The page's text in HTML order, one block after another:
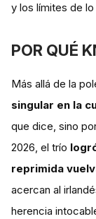
y los límites de
POR QUÉ
Más allá de la
singular en la
que dice, sino
2026, el trío
reprimida
acercan al
herencia